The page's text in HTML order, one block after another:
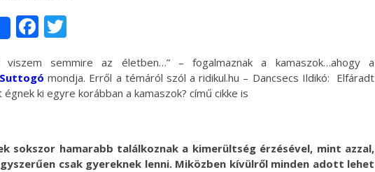
Facebook
viszem semmire az életben…” – fogalmaznak a kamaszok…ahogy a
mondja. Erről a témáról szól a ridikul.hu – Dancsecs Ildikó: Elfáradt
ki egyre korábban a kamaszok? című cikke is
sokszor hamarabb találkoznak a kimerültség érzésével, mint azzal,
csak gyereknek lenni. Miközben kívülről minden adott lehet